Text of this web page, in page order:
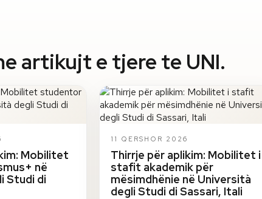
artikujt e tjere te UNI.
Mobilitet
në
Studi di
11 QERSHOR 2026
Thirrje për aplikim: Mobilitet i
stafit akademik për
mësimdhënie në Università
degli Studi di Sassari, Itali